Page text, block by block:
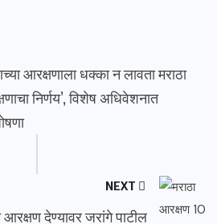
आरक्षणाला धक्का न लावता मराठा
निर्णय’, विशेष अधिवेशनात
NEXT
देण्यावर जरांगे पाटील